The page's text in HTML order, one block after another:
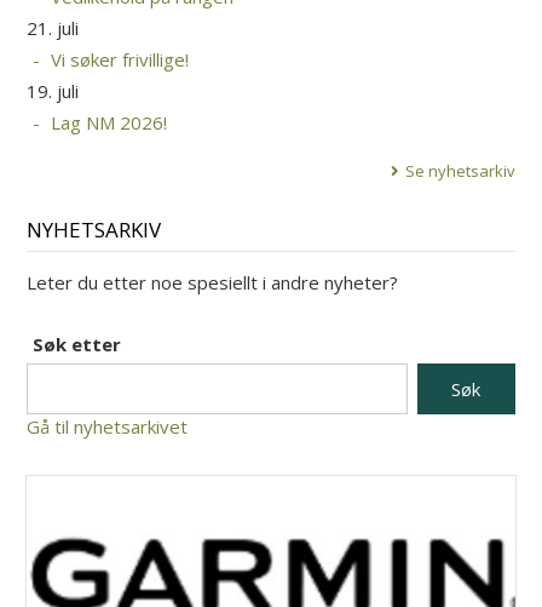
21. juli
Vi søker frivillige!
19. juli
Lag NM 2026!
Se nyhetsarkiv
NYHETSARKIV
Leter du etter noe spesiellt i andre nyheter?
Søk etter
Gå til nyhetsarkivet